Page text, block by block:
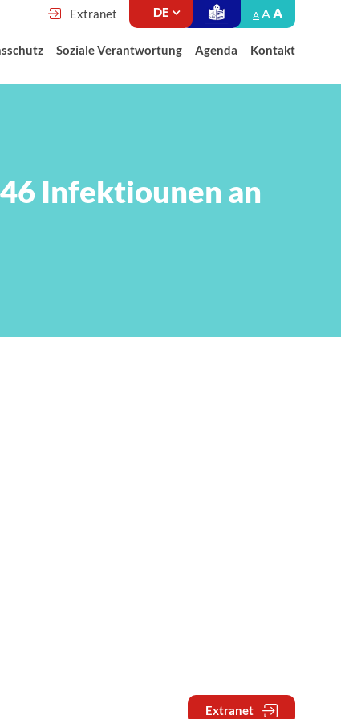
Extranet A AA
Soziale Verantwortung Agenda Kontakt
Infektiounen an
Extranet